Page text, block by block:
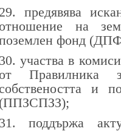
29. предявява
отношение на
фонд
30. участва в
от Правилника
собствеността и
(ППЗСПЗЗ);
31. поддържа